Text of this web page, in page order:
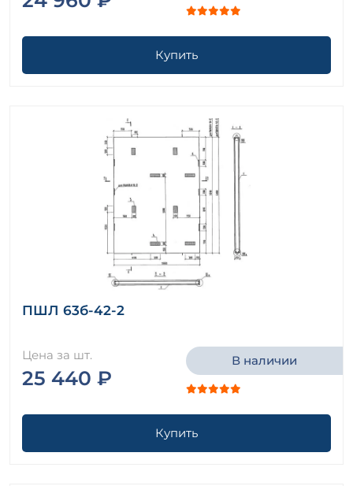
Купить
ПШЛ 63б-42-2
Цена за шт.
25 440 ₽
В наличии
Купить